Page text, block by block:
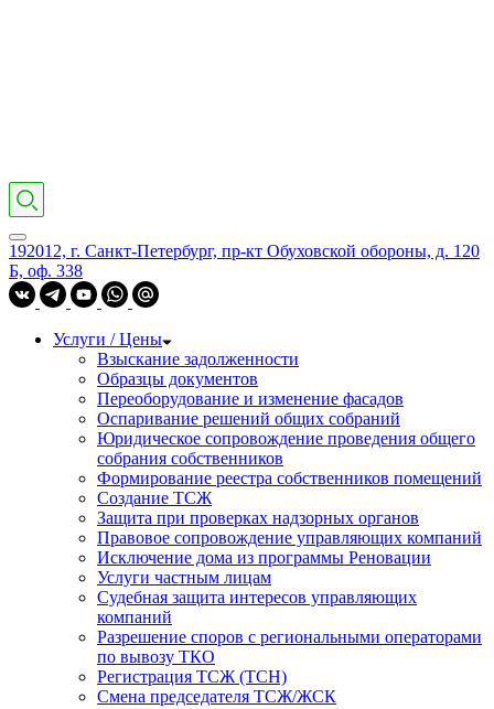
192012, г. Санкт-Петербург, пр-кт Обуховской обороны, д. 120
Б, оф. 338
Услуги / Цены
Взыскание задолженности
Образцы документов
Переоборудование и изменение фасадов
Оспаривание решений общих собраний
Юридическое сопровождение проведения общего
собрания собственников
Формирование реестра собственников помещений
Создание ТСЖ
Защита при проверках надзорных органов
Правовое сопровождение управляющих компаний
Исключение дома из программы Реновации
Услуги частным лицам
Судебная защита интересов управляющих
компаний
Разрешение споров с региональными операторами
по вывозу ТКО
Регистрация ТСЖ (ТСН)
Смена председателя ТСЖ/ЖСК